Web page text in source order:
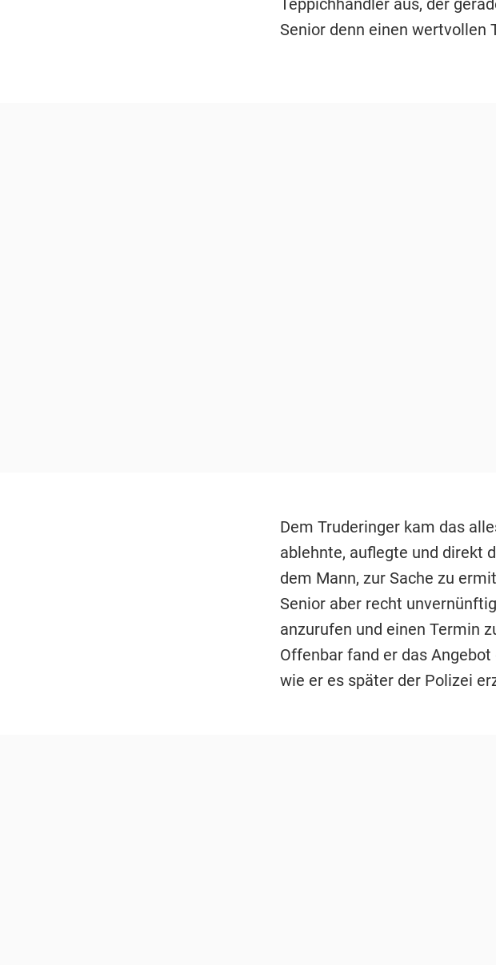
Senior denn einen wertvollen
Dem Truderinger kam das
ablehnte, auflegte und direkt
dem Mann, zur Sache zu
Senior aber recht
anzurufen und einen Termin
Offenbar fand er das
wie er es später der Polizei